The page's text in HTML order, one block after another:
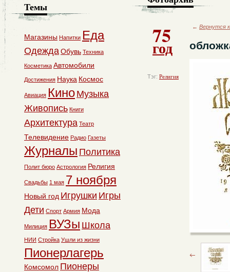
75
год
Тэг: Религия
← Вернутся
Темы
Магазины Напитки Еда
ОдеждаОбувь Техника
Косметика Автомобили
Достижения Наука Космос
Авиация Кино Музыка
Живопись Книги
Архитектура Театр
Телевидение Радио Газеты
Журналы Политика
Полит бюро Астрология Религия
Свадьбы 1 мая 7 ноября
Новый год Игрушки Игры
Дети Спорт Армия Мода
Милиция ВУЗы Школа
НИИ Стройка Ушли из жизни
Пионерлагерь
Комсомол Пионеры